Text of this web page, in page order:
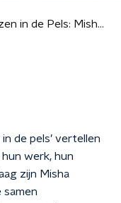
Luizen in de Pels: Misha Wessel en Thomas Blom
de pels’ vertellen
werk, hun
zijn Misha
samen